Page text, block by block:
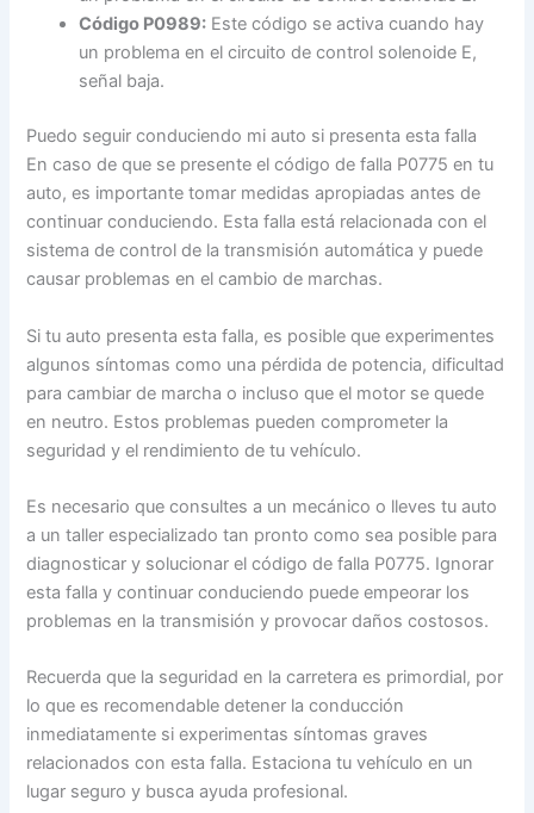
Código P0989: Este código se activa cuando hay
un problema en el circuito de control solenoide E,
señal baja.
Puedo seguir conduciendo mi auto si presenta esta falla
En caso de que se presente el código de falla P0775 en tu
auto, es importante tomar medidas apropiadas antes de
continuar conduciendo. Esta falla está relacionada con el
sistema de control de la transmisión automática y puede
causar problemas en el cambio de marchas.
Si tu auto presenta esta falla, es posible que experimentes
algunos síntomas como una pérdida de potencia, dificultad
para cambiar de marcha o incluso que el motor se quede
en neutro. Estos problemas pueden comprometer la
seguridad y el rendimiento de tu vehículo.
Es necesario que consultes a un mecánico o lleves tu auto
a un taller especializado tan pronto como sea posible para
diagnosticar y solucionar el código de falla P0775. Ignorar
esta falla y continuar conduciendo puede empeorar los
problemas en la transmisión y provocar daños costosos.
Recuerda que la seguridad en la carretera es primordial, por
lo que es recomendable detener la conducción
inmediatamente si experimentas síntomas graves
relacionados con esta falla. Estaciona tu vehículo en un
lugar seguro y busca ayuda profesional.